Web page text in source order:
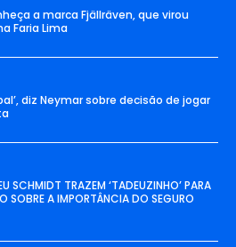
a marca Fjällräven, que virou
Faria Lima
diz Neymar sobre decisão de jogar
SCHMIDT TRAZEM ‘TADEUZINHO’ PARA
SOBRE A IMPORTÂNCIA DO SEGURO